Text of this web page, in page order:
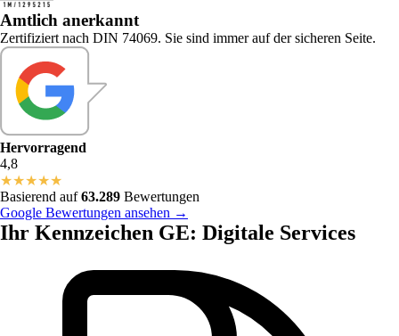
Amtlich anerkannt
Zertifiziert nach DIN 74069. Sie sind immer auf der sicheren Seite.
Hervorragend
4,8
★★★★★
Basierend auf63.289 Bewertungen
Google Bewertungen ansehen →
Ihr Kennzeichen GE: Digitale Services